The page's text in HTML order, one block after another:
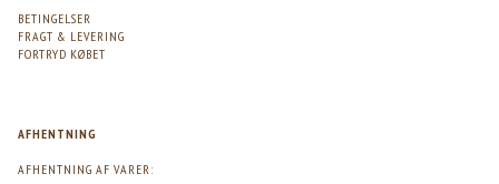
BETINGELSER
FRAGT & LEVERING
FORTRYD KØBET
AFHENTNING
AFHENTNING AF VARER: